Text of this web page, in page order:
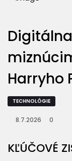
Harryho
TECHNOLÓGIE
8.7.2026 0
KĽÚČOVÉ